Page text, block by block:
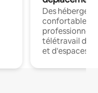
Des
confortables
professionnels
télétravail
et d'espaces